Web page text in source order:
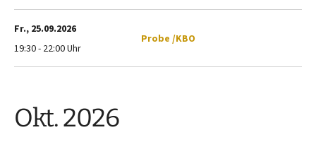
Fr., 25.09.2026
19:30 - 22:00 Uhr
Probe /KBO
Okt. 2026